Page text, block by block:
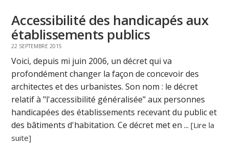
Accessibilité des handicapés aux
établissements publics
22 SEPTEMBRE 2015
Voici, depuis mi juin 2006, un décret qui va
profondément changer la façon de concevoir des
architectes et des urbanistes. Son nom : le décret
relatif à "l'accessibilité généralisée" aux personnes
handicapées des établissements recevant du public et
des bâtiments d'habitation. Ce décret met en ...[Lire la
suite]